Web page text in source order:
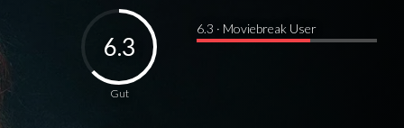
Gut
6.3
6.3 · Moviebreak User